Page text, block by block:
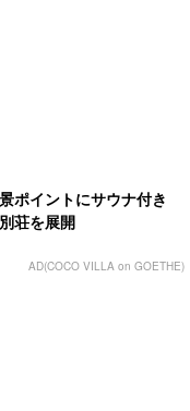
ポイントにサウナ付き
荘を展開
AD(COCO VILLA on GOETHE)